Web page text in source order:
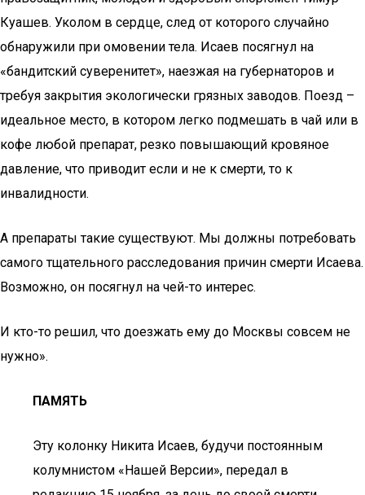
Куашев. Уколом в сердце, след от которого случайно
обнаружили при омовении тела. Исаев посягнул на
«бандитский суверенитет», наезжая на губернаторов и
требуя закрытия экологически грязных заводов. Поезд –
идеальное место, в котором легко подмешать в чай или в
кофе любой препарат, резко повышающий кровяное
давление, что приводит если и не к смерти, то к
инвалидности.
А препараты такие существуют. Мы должны потребовать
самого тщательного расследования причин смерти Исаева.
Возможно, он посягнул на чей-то интерес.
И кто-то решил, что доезжать ему до Москвы совсем не
нужно».
ПАМЯТЬ
Эту колонку Никита Исаев, будучи постоянным
колумнистом «Нашей Версии», передал в